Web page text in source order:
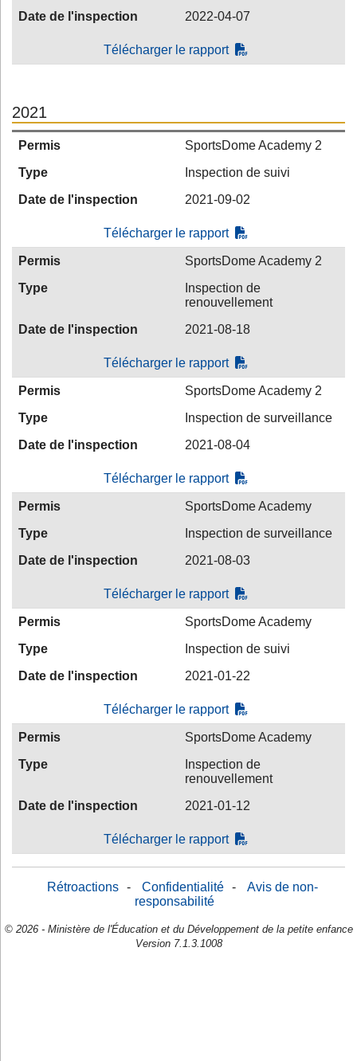
Date de l'inspection
2022-04-07
Télécharger le rapport
2021
Permis
SportsDome Academy 2
Type
Inspection de suivi
Date de l'inspection
2021-09-02
Télécharger le rapport
Permis
SportsDome Academy 2
Type
Inspection de
renouvellement
Date de l'inspection
2021-08-18
Télécharger le rapport
Permis
SportsDome Academy 2
Type
Inspection de surveillance
Date de l'inspection
2021-08-04
Télécharger le rapport
Permis
SportsDome Academy
Type
Inspection de surveillance
Date de l'inspection
2021-08-03
Télécharger le rapport
Permis
SportsDome Academy
Type
Inspection de suivi
Date de l'inspection
2021-01-22
Télécharger le rapport
Permis
SportsDome Academy
Type
Inspection de
renouvellement
Date de l'inspection
2021-01-12
Télécharger le rapport
Rétroactions - Confidentialité -
Avis de non-
responsabilité
© 2026 - Ministère de l'Éducation et du Développement de la petite enfance
Version 7.1.3.1008